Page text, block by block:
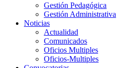
Gestión Pedagógica
Gestión Administrativa
Noticias
Actualidad
Comunicados
Oficios Multiples
Oficios-Multiples